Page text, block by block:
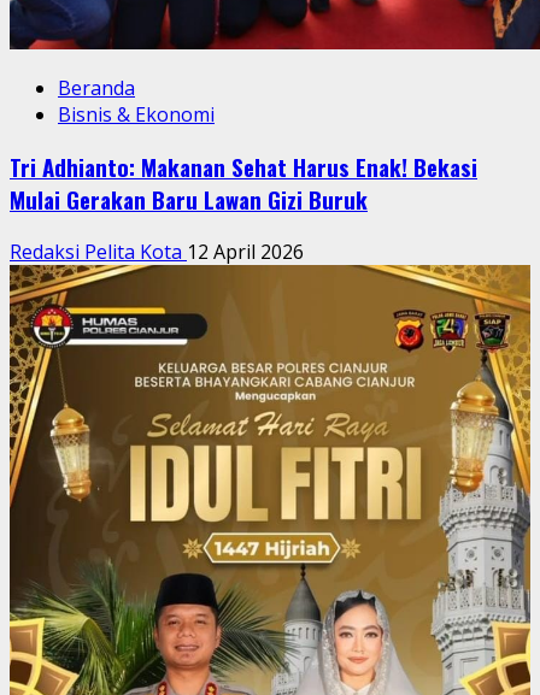
Beranda
Bisnis & Ekonomi
Tri Adhianto: Makanan Sehat Harus Enak! Bekasi
Mulai Gerakan Baru Lawan Gizi Buruk
Redaksi Pelita Kota 12 April 2026